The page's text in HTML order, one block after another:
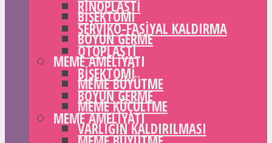
BIŞEKTOMI
BOYUN GERME
MEME AMELIYATI
MEME BÜYÜTME
MEME KÜÇÜLTME
VARLIĞIN KALDIRILMASI
RINOPLASTI
SERVIKO-FASIYAL KALDIRMA
OTOPLASTI
BIŞEKTOMI
BOYUN GERME
MEME AMELIYATI